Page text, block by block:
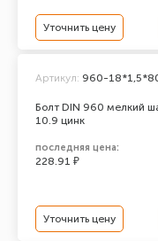
Уточнить цену
Болт DIN 960 мелкий
10.9 цинк
Артикул: 960-
последняя цена:
228.91 ₽
Уточнить цену